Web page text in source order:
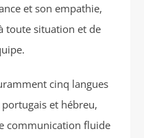
et son empathie,
toute situation et de
cinq langues
et hébreu,
communication fluide